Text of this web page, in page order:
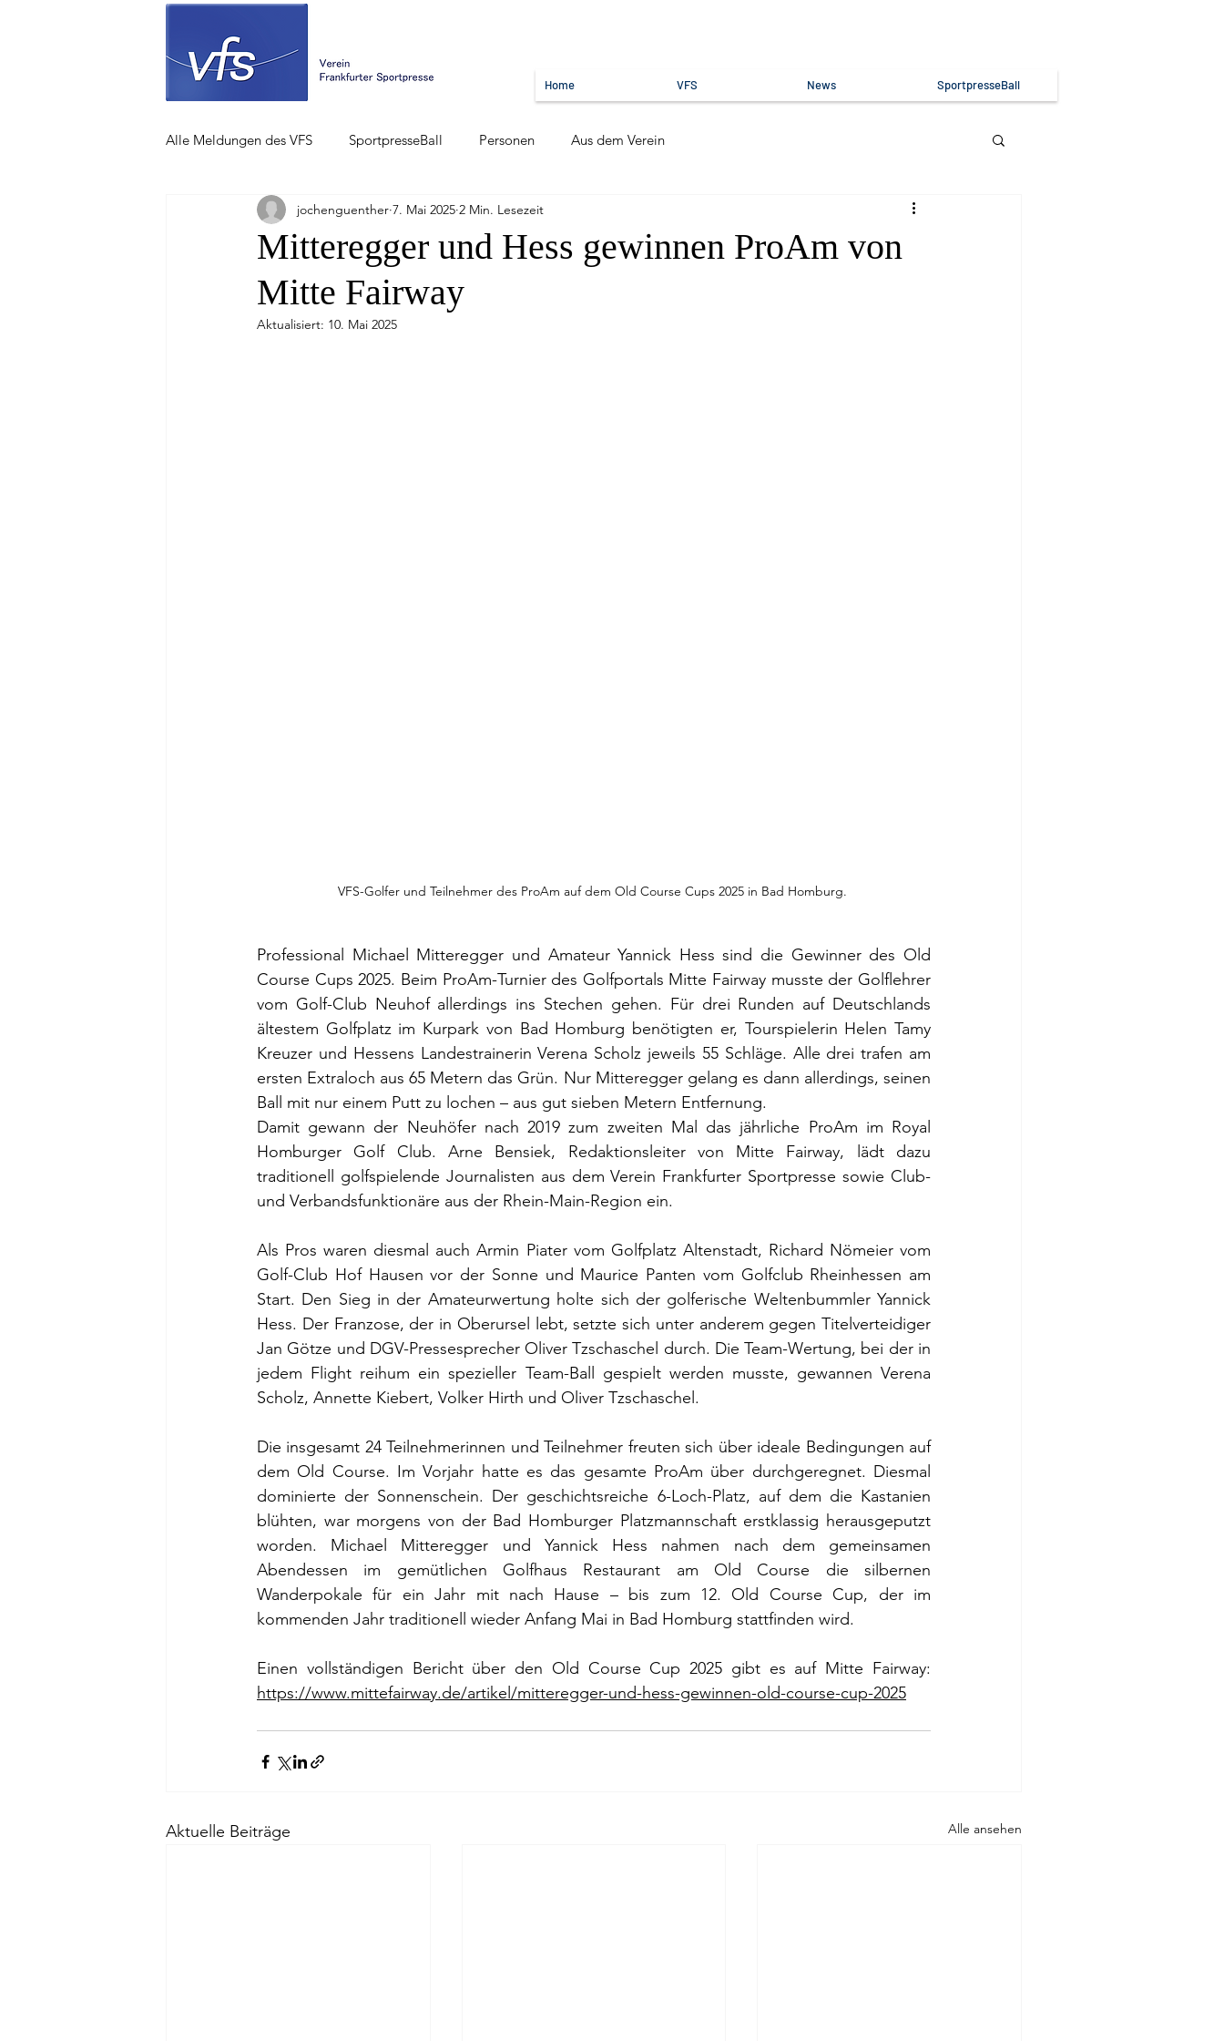
Home VFS News SportpresseBall
Alle Meldungen des VFS SportpresseBall Personen Aus dem Verein
Mitteregger und Hess gewinnen ProAm von
Mitte Fairway
jochenguenther 7. Mai 2025 2 Min. Lesezeit
Aktualisiert: 10. Mai 2025
VFS-Golfer und Teilnehmer des ProAm auf dem Old Course Cups 2025 in Bad Homburg.
Professional Michael Mitteregger und Amateur Yannick Hess sind die Gewinner des Old
Course Cups 2025. Beim ProAm-Turnier des Golfportals Mitte Fairway musste der Golflehrer
vom Golf-Club Neuhof allerdings ins Stechen gehen. Für drei Runden auf Deutschlands
ältestem Golfplatz im Kurpark von Bad Homburg benötigten er, Tourspielerin Helen Tamy
Kreuzer und Hessens Landestrainerin Verena Scholz jeweils 55 Schläge. Alle drei trafen am
ersten Extraloch aus 65 Metern das Grün. Nur Mitteregger gelang es dann allerdings, seinen
Ball mit nur einem Putt zu lochen – aus gut sieben Metern Entfernung.
Damit gewann der Neuhöfer nach 2019 zum zweiten Mal das jährliche ProAm im Royal
Homburger Golf Club. Arne Bensiek, Redaktionsleiter von Mitte Fairway, lädt dazu
traditionell golfspielende Journalisten aus dem Verein Frankfurter Sportpresse sowie Club-
und Verbandsfunktionäre aus der Rhein-Main-Region ein.
Als Pros waren diesmal auch Armin Piater vom Golfplatz Altenstadt, Richard Nömeier vom
Golf-Club Hof Hausen vor der Sonne und Maurice Panten vom Golfclub Rheinhessen am
Start. Den Sieg in der Amateurwertung holte sich der golferische Weltenbummler Yannick
Hess. Der Franzose, der in Oberursel lebt, setzte sich unter anderem gegen Titelverteidiger
Jan Götze und DGV-Pressesprecher Oliver Tzschaschel durch. Die Team-Wertung, bei der in
jedem Flight reihum ein spezieller Team-Ball gespielt werden musste, gewannen Verena
Scholz, Annette Kiebert, Volker Hirth und Oliver Tzschaschel.
Die insgesamt 24 Teilnehmerinnen und Teilnehmer freuten sich über ideale Bedingungen auf
dem Old Course. Im Vorjahr hatte es das gesamte ProAm über durchgeregnet. Diesmal
dominierte der Sonnenschein. Der geschichtsreiche 6-Loch-Platz, auf dem die Kastanien
blühten, war morgens von der Bad Homburger Platzmannschaft erstklassig herausgeputzt
worden. Michael Mitteregger und Yannick Hess nahmen nach dem gemeinsamen
Abendessen im gemütlichen Golfhaus Restaurant am Old Course die silbernen
Wanderpokale für ein Jahr mit nach Hause – bis zum 12. Old Course Cup, der im
kommenden Jahr traditionell wieder Anfang Mai in Bad Homburg stattfinden wird.
https://www.mittefairway.de/artikel/mitteregger-und-hess-gewinnen-old-course-cup-2025
Aktuelle Beiträge Alle ansehen